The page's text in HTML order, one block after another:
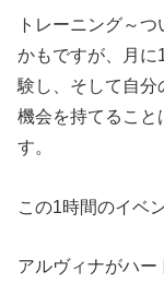
トレーニング～
かもですが、月
験し、そして自分
機会を持てること
す。
この1時間のイベ
アルヴィナがハー